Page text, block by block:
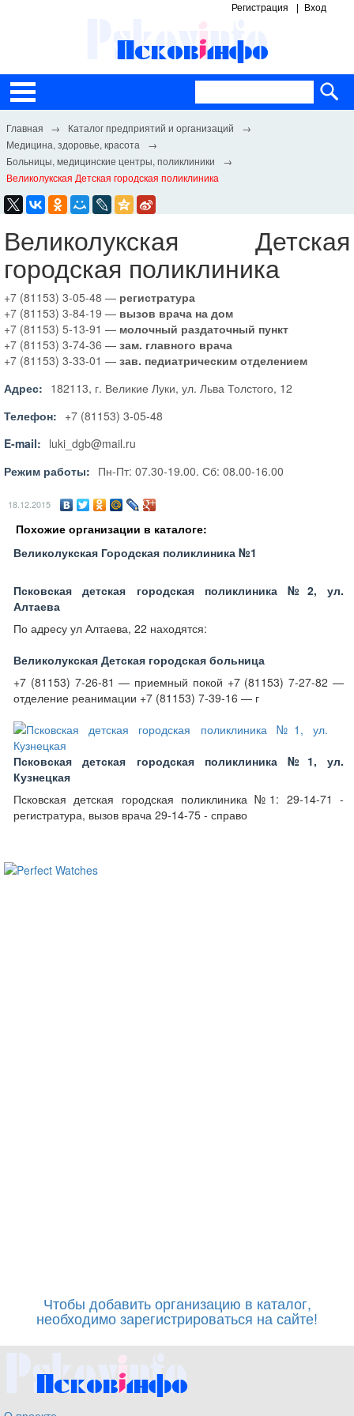
Регистрация Вход
Каталог предприятий и организаций
Медицина, здоровье, красота
Больницы, медицинские центры, поликлиники
Великолукская Детская городская поликлиника
Великолукская Детская
городская поликлиника
+7 (81153) 3-05-48 — регистратура
+7 (81153) 3-84-19 — вызов врача на дом
+7 (81153) 5-13-91 — молочный раздаточный пункт
+7 (81153) 3-74-36 — зам. главного врача
+7 (81153) 3-33-01 — зав. педиатрическим отделением
Адрес: 182113, г. Великие Луки, ул. Льва Толстого, 12
Телефон: +7 (81153) 3-05-48
E-mail: luki_dgb@mail.ru
Режим работы: Пн-Пт: 07.30-19.00. Сб: 08.00-16.00
18.12.2015
Похожие организации в каталоге:
Великолукская Городская поликлиника №1
Псковская детская городская поликлиника №2, ул.
Алтаева
По адресу ул Алтаева, 22 находятся:
Великолукская Детская городская больница
+7 (81153) 7-26-81 — приемный покой +7 (81153) 7-27-82 —
отделение реанимации +7 (81153) 7-39-16 — г
Псковская детская городская поликлиника №1, ул.
Кузнецкая
Псковская детская городская поликлиника №1: 29-14-71 -
регистратура, вызов врача 29-14-75 - справо
Чтобы добавить организацию в каталог,
необходимо зарегистрироваться на сайте!